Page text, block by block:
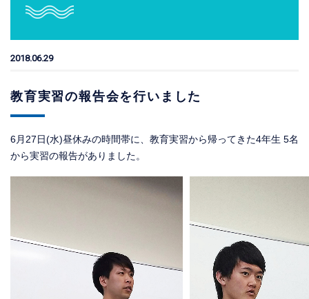
2018.06.29
教育実習の報告会を行いました
6月27日(水)昼休みの時間帯に、教育実習から帰ってきた4年生 5名
から実習の報告がありました。